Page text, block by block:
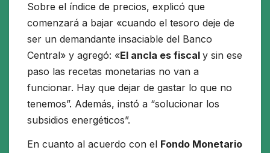
Sobre el índice de precios, explicó que
comenzará a bajar «cuando el tesoro deje de
ser un demandante insaciable del Banco
Central» y agregó: «El ancla es fiscal y sin ese
paso las recetas monetarias no van a
funcionar. Hay que dejar de gastar lo que no
tenemos”. Además, instó a “solucionar los
subsidios energéticos”.
En cuanto al acuerdo con el Fondo Monetario